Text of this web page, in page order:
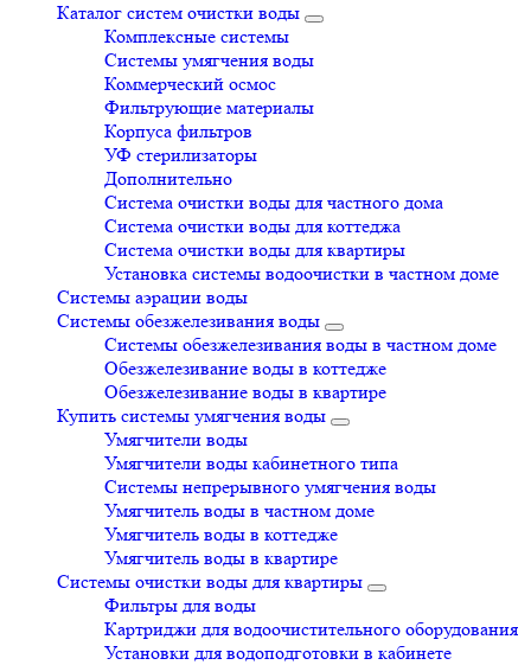
Каталог систем очистки воды
Комплексные системы
Системы умягчения воды
Коммерческий осмос
Фильтрующие материалы
Корпуса фильтров
УФ стерилизаторы
Дополнительно
Система очистки воды для частного дома
Система очистки воды для коттеджа
Система очистки воды для квартиры
Установка системы водоочистки в частном доме
Системы аэрации воды
Системы обезжелезивания воды
Системы обезжелезивания воды в частном доме
Обезжелезивание воды в коттедже
Обезжелезивание воды в квартире
Купить системы умягчения воды
Умягчители воды
Умягчители воды кабинетного типа
Системы непрерывного умягчения воды
Умягчитель воды в частном доме
Умягчитель воды в коттедже
Умягчитель воды в квартире
Системы очистки воды для квартиры
Фильтры для воды
Картриджи для водоочистительного оборудования
Установки для водоподготовки в кабинете